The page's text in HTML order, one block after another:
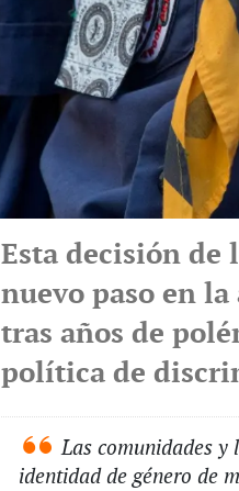
Esta decisión de
nuevo paso en
tras años de
política de
Las comunidades y
identidad de género de